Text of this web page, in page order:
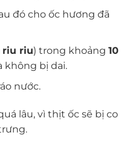
đó cho ốc hương đã
riu riu) trong khoảng 10
không bị dai.
nước.
lâu, vì thịt ốc sẽ bị co